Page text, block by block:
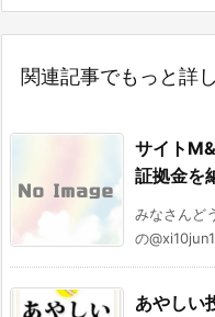
関連記事でもっと詳
サイト
証拠金を
みなさんど
の
あやしい